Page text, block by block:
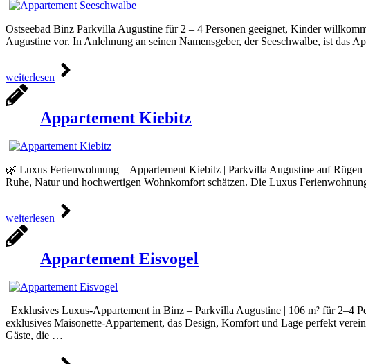
Ostseebad Binz Parkvilla Augustine für 2 – 4 Personen geeignet, Kinder
Augustine vor. In Anlehnung an seinen Namensgeber, der Seeschwalbe, ist
weiterlesen
Appartement Kiebitz
🌿 Luxus Ferienwohnung – Appartement Kiebitz | Parkvilla Augustine auf
Ruhe, Natur und hochwertigen Wohnkomfort schätzen. Die Luxus
weiterlesen
Appartement Eisvogel
Exklusives Luxus-Appartement in Binz – Parkvilla Augustine | 106 m² für 2–4
exklusives Maisonette-Appartement, das Design, Komfort und Lage perfekt
Gäste, die …